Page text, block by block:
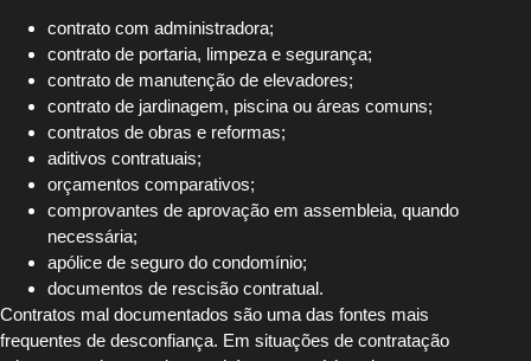
contrato com administradora;
contrato de portaria, limpeza e segurança;
contrato de manutenção de elevadores;
contrato de jardinagem, piscina ou áreas comuns;
contratos de obras e reformas;
aditivos contratuais;
orçamentos comparativos;
comprovantes de aprovação em assembleia, quando
necessária;
apólice de seguro do condomínio;
documentos de rescisão contratual.
Contratos mal documentados são uma das fontes mais
frequentes de desconfiança. Em situações de contratação